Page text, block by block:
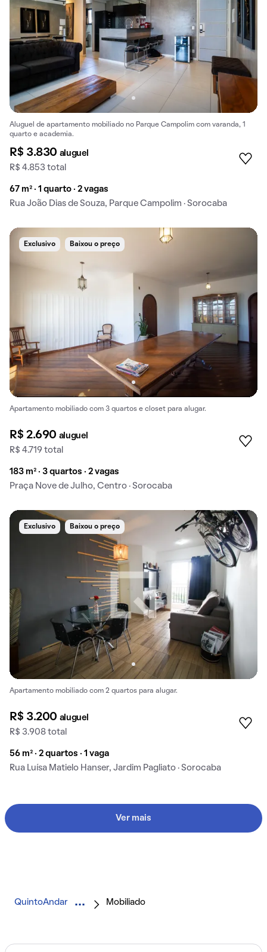
Aluguel de apartamento mobiliado no Parque Campolim com varanda, 1
quarto e academia.
R$ 3.830 aluguel
R$ 4.853 total
67 m² · 1 quarto · 2 vagas
Rua João Dias de Souza, Parque Campolim · Sorocaba
Exclusivo Baixou o preço
Apartamento mobiliado com 3 quartos e closet para alugar.
R$ 2.690 aluguel
R$ 4.719 total
183 m² · 3 quartos · 2 vagas
Praça Nove de Julho, Centro · Sorocaba
Exclusivo Baixou o preço
Apartamento mobiliado com 2 quartos para alugar.
R$ 3.200 aluguel
R$ 3.908 total
56 m² · 2 quartos · 1 vaga
Rua Luísa Matielo Hanser, Jardim Pagliato · Sorocaba
Ver mais
QuintoAndar Mobiliado